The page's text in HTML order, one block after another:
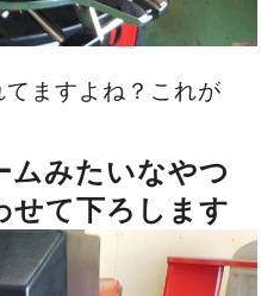
ますよね？これが
ムみたいなやつ
せて下ろします